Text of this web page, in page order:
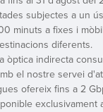
subjectes a un
minuts a fixes i
diferents.
òptica indirecta
el nostre servei
ofereix fins a 2
exclusivament